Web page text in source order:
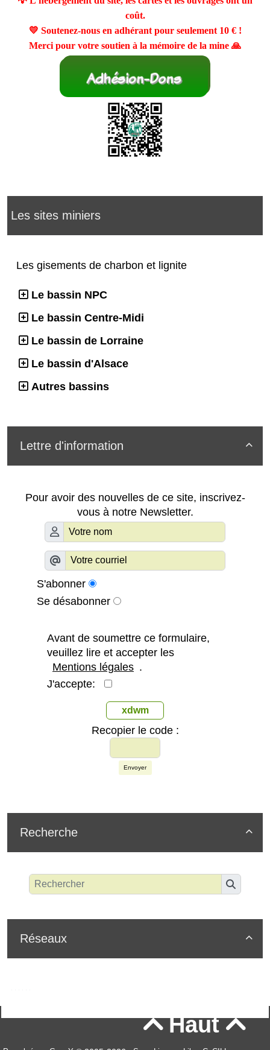
coût.
💛 Soutenez-nous en adhérant pour seulement 10 €!
Merci pour votre soutien à la mémoire de la mine 🙏
Les sites miniers
Les gisements de charbon et lignite
Le bassin NPC
Le bassin Centre-Midi
Le bassin de Lorraine
Le bassin d'Alsace
Autres bassins

Lettre d'information
Pour avoir des nouvelles de ce site, inscrivez-
vous à notre Newsletter.
S'abonner
Se désabonner
Avant de soumettre ce formulaire,
veuillez lire et accepter les
Mentions légales .
J'accepte:
xdwm
Recopier le code :
Envoyer

Recherche

Réseaux
Haut